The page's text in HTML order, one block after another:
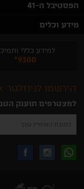
הפסטיבל ה-41
מידע וכלים
למידע כללי
*9300
הירשמו לניוזלטר
למצטרפים תוענק
להזין
שלך
לקבלת
באינסטגרם
עקבו
בפייסבוק